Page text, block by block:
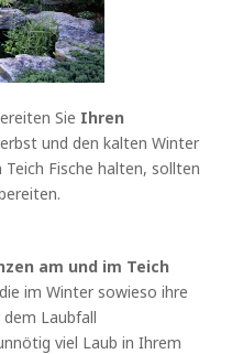
Sie Ihren
und den kalten Winter
Fische halten, sollten
am und im Teich
im Winter sowieso ihre
Laubfall
viel Laub in Ihrem